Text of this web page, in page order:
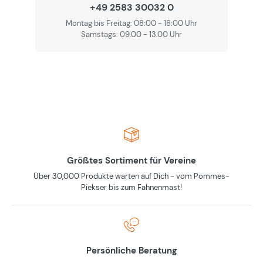
+49 2583 30032 0
Montag bis Freitag: 08:00 - 18:00 Uhr
Samstags: 09.00 - 13.00 Uhr
Größtes Sortiment für Vereine
Über 30,000 Produkte warten auf Dich - vom Pommes-
Piekser bis zum Fahnenmast!
Persönliche Beratung